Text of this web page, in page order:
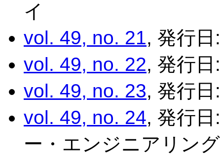
イ
vol. 49, no. 21, 発行
vol. 49, no. 22, 発行
vol. 49, no. 23, 発行
vol. 49, no. 24, 発行
ー・エンジニアリング